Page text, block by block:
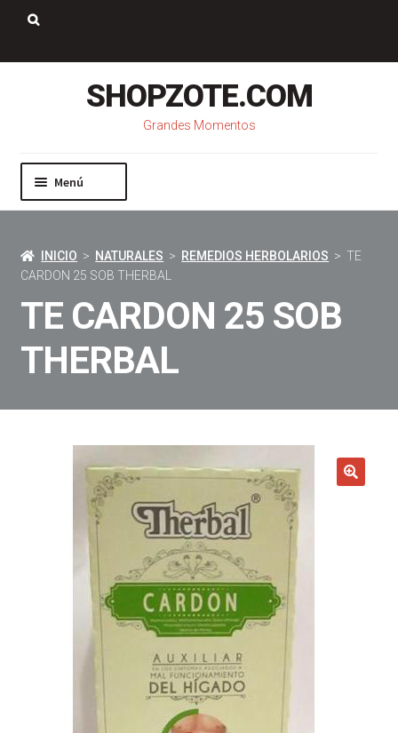
Saltar
navegación
Ir
contenido
SHOPZOTE.COM
Grandes Momentos
Menú
Mi cuenta
Pago
Contacto
INICIO > NATURALES > REMEDIOS HERBOLARIOS > TE
CARDON 25 SOB THERBAL
TE CARDON 25 SOB
THERBAL